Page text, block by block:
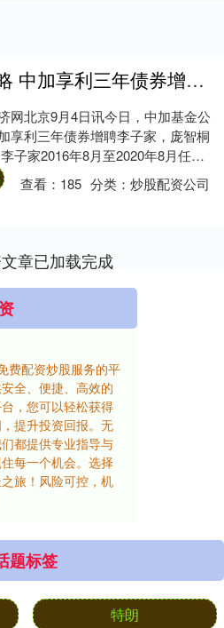
壹策略 中加享利三年债券增聘李子家
网北京9月4日讯今日，中加基金公
享利三年债券增聘李子家，庞智桐
子家2016年8月至2020年8月任中
601066）基金投资部-....
查看： 185 分类：炒股配资公司
章已加载完成
费配资炒股服务的平
全、便捷、高效的
，您可以轻松获得
提升投资回报。无
都提供专业指导与
每一个机会。选择
旅！风险可控，机
题标签
特朗